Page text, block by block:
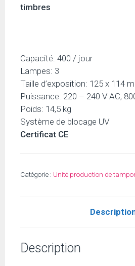
timbres
Capacité: 400 / jour
Lampes: 3
Taille d’exposition: 125 x 114
Puissance: 220 – 240 V AC,
Poids: 14,5 kg
Système de blocage UV
Certificat CE
Catégorie : Unité production de
Description